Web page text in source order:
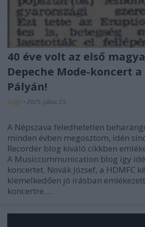
40 éve volt az első
Depeche Mode-koncert a
Pályán!
Szigi. • 2025. július 23.
A Népszava feledhetetlen
minden évben megosztom, idén
Recorder blog kiváló cikkben
A Musiccommunication blog így
koncertet. Novák József, a HDMFC
kiemelkedően jó írásban
koncertre.…